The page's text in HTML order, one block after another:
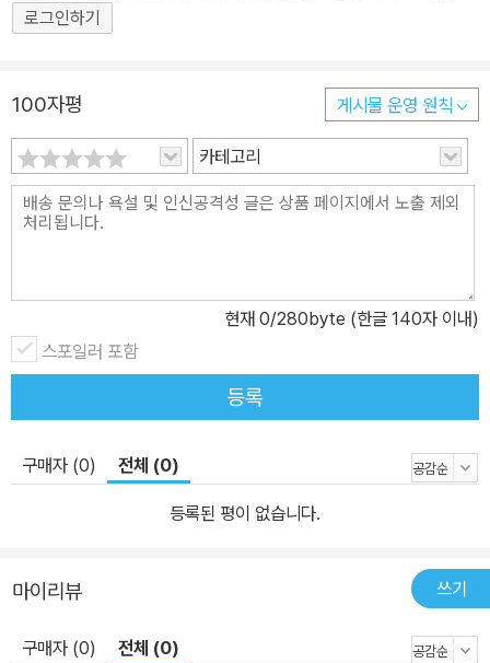
로그인하기
100자평 게시물 운영 원칙
카테고리
현재 0/280byte (한글 140자 이내)
스포일러 포함
등록
구매자 (0) 전체 (0)
등록된 평이 없습니다.
마이리뷰 쓰기
구매자 (0) 전체 (0)